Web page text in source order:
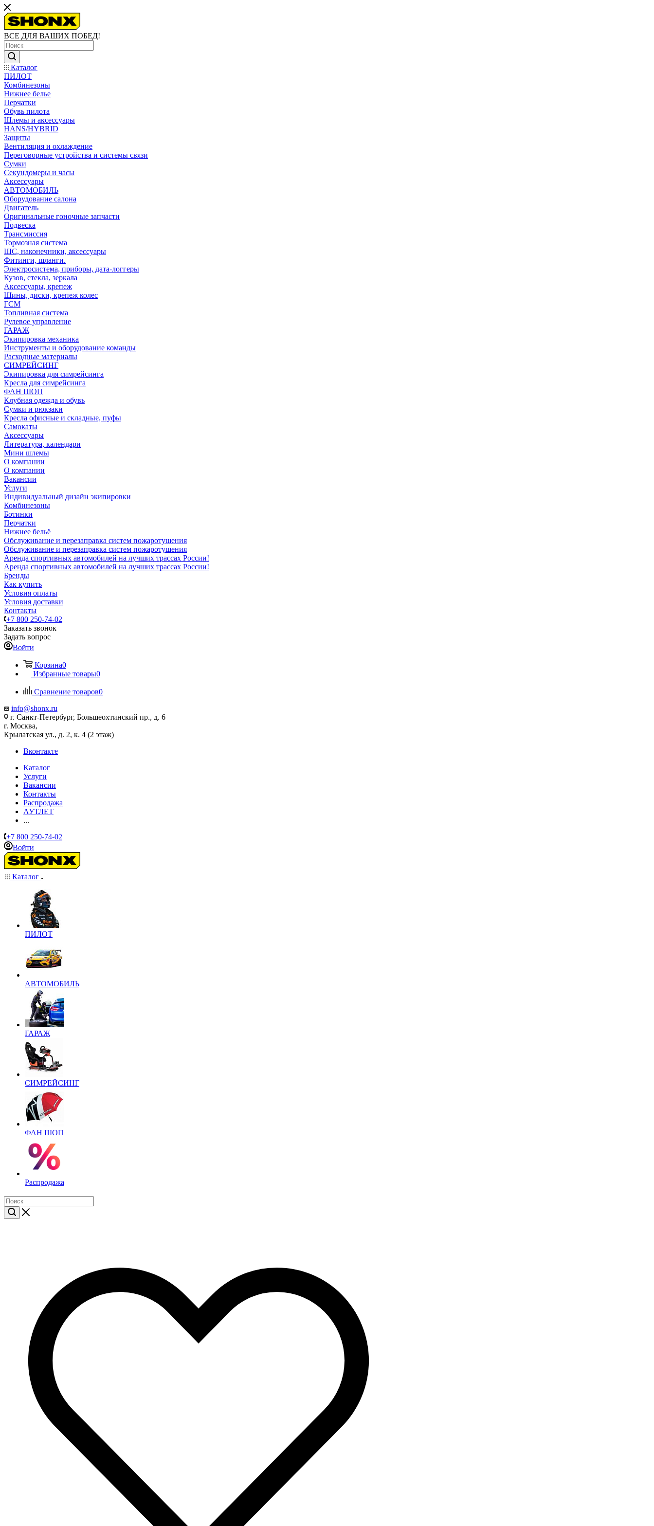
ВСЕ ДЛЯ ВАШИХ ПОБЕД!
Каталог
ПИЛОТ
Комбинезоны
Нижнее белье
Перчатки
Обувь пилота
Шлемы и аксессуары
HANS/HYBRID
Защиты
Вентиляция и охлаждение
Переговорные устройства и системы связи
Сумки
Секундомеры и часы
Аксессуары
АВТОМОБИЛЬ
Оборудование салона
Двигатель
Оригинальные гоночные запчасти
Подвеска
Трансмиссия
Тормозная система
ШС, наконечники, аксессуары
Фитинги, шланги.
Электросистема, приборы, дата-логгеры
Кузов, стекла, зеркала
Аксессуары, крепеж
Шины, диски, крепеж колес
ГСМ
Топливная система
Рулевое управление
ГАРАЖ
Экипировка механика
Инструменты и оборудование команды
Расходные материалы
СИМРЕЙСИНГ
Экипировка для симрейсинга
Кресла для симрейсинга
ФАН ШОП
Клубная одежда и обувь
Сумки и рюкзаки
Кресла офисные и складные, пуфы
Самокаты
Аксессуары
Литература, календари
Мини шлемы
О компании
О компании
Вакансии
Услуги
Индивидуальный дизайн экипировки
Комбинезоны
Ботинки
Перчатки
Нижнее бельё
Обслуживание и перезаправка систем пожаротушения
Обслуживание и перезаправка систем пожаротушения
Аренда спортивных автомобилей на лучших трассах России!
Аренда спортивных автомобилей на лучших трассах России!
Бренды
Как купить
Условия оплаты
Условия доставки
Контакты
+7 800 250-74-02
Заказать звонок
Задать вопрос
Войти
Корзина0
Избранные товары0
Сравнение товаров0
info@shonx.ru
г. Санкт-Петербург, Большеохтинский пр., д. 6
г. Москва,
Крылатская ул., д. 2, к. 4 (2 этаж)
Вконтакте
Каталог
Услуги
Вакансии
Контакты
Распродажа
АУТЛЕТ
...
+7 800 250-74-02
Войти
Каталог
ПИЛОТ
АВТОМОБИЛЬ
ГАРАЖ
СИМРЕЙСИНГ
ФАН ШОП
Распродажа